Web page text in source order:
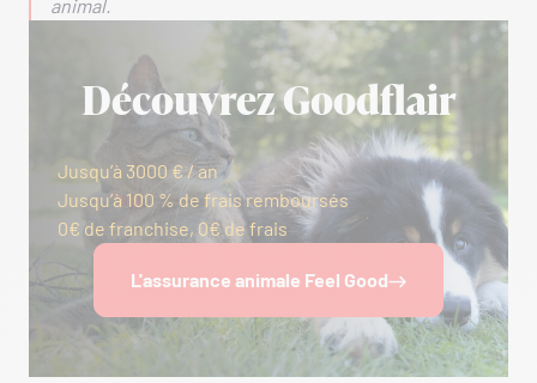
animal.
Découvrez Goodflair
Jusqu’à 3000 € / an
Jusqu’à 100 % de frais remboursés
0€ de franchise, 0€ de frais
L'assurance animale Feel Good